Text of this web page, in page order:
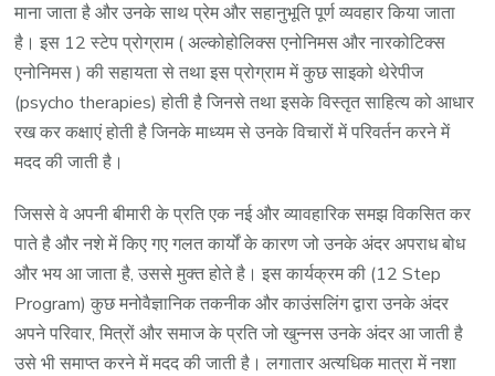
माना जाता है और उनके साथ प्रेम और सहानुभूति पूर्ण व्यवहार किया जाता
है। इस 12 स्टेप प्रोग्राम ( अल्कोहोलिक्स एनोनिमस और नारकोटिक्स
एनोनिमस ) की सहायता से तथा इस प्रोग्राम में कुछ साइको थेरेपीज
(psycho therapies) होती है जिनसे तथा इसके विस्तृत साहित्य को आधार
रख कर कक्षाएं होती है जिनके माध्यम से उनके विचारों में परिवर्तन करने में
मदद की जाती है।
जिससे वे अपनी बीमारी के प्रति एक नई और व्यावहारिक समझ विकसित कर
पाते है और नशे में किए गए गलत कार्यों के कारण जो उनके अंदर अपराध बोध
और भय आ जाता है, उससे मुक्त होते है। इस कार्यक्रम की (12 Step
Program) कुछ मनोवैज्ञानिक तकनीक और काउंसलिंग द्वारा उनके अंदर
अपने परिवार, मित्रों और समाज के प्रति जो खुन्नस उनके अंदर आ जाती है
उसे भी समाप्त करने में मदद की जाती है। लगातार अत्यधिक मात्रा में नशा